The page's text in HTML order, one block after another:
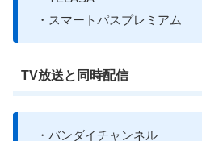
・スマートパスプレミアム
TV放送と同時配信
・バンダイチャンネル